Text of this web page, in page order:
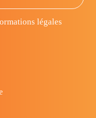
légales